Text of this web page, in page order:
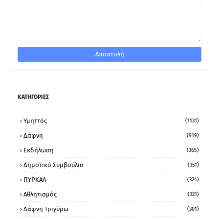
ΚΑΤΗΓΟΡΙΕΣ
Υμηττός (1131)
Δάφνη (919)
Εκδήλωση (365)
Δημοτικό Συμβούλιο (351)
ΠΥΡΚΑΛ (324)
Αθλητισμός (321)
Δάφνη Τριγύρω (301)